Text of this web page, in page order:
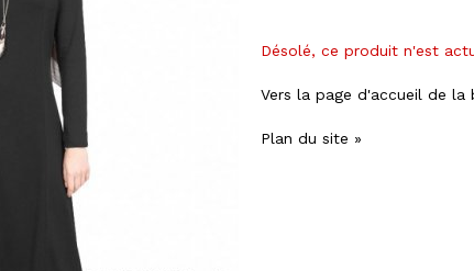
Désolé, ce produit n'est
Vers la page d'accueil de la
Plan du site »